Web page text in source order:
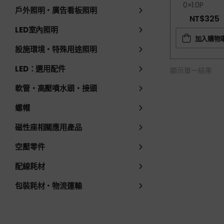
戶外照明・廣告看板照明
LED室內照明
設施環境・特殊用途照明
LED：選用配件
軟管・高壓噴水頭・接頭
螺帽
磁性座相關應用產品
空壓零件
配線耗材
包裝耗材・物流運輸
0×1.0P
NT$325
加入購物
顯示單一結果